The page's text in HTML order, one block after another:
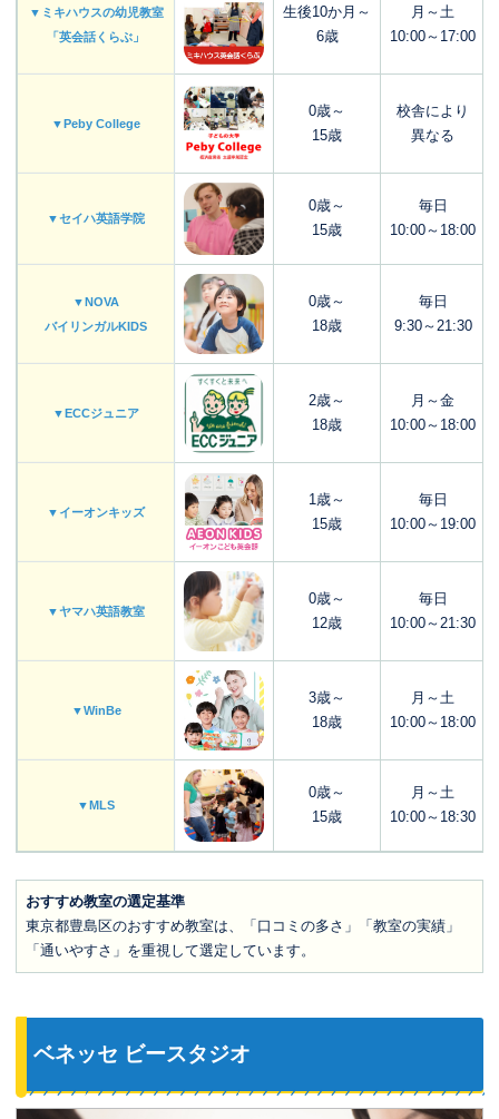
▼ミキハウスの幼児教室
「英会話くらぶ」
生後10か月～
6歳
月～土
10:00～17:00
▼Peby College
0歳～
15歳
校舎により
異なる
▼セイハ英語学院
0歳～
15歳
毎日
10:00～18:00
▼NOVA
バイリンガルKIDS
0歳～
18歳
毎日
9:30～21:30
▼ECCジュニア
2歳～
18歳
月～金
10:00～18:00
▼イーオンキッズ
1歳～
15歳
毎日
10:00～19:00
▼ヤマハ英語教室
0歳～
12歳
毎日
10:00～21:30
▼WinBe
3歳～
18歳
月～土
10:00～18:00
▼MLS
0歳～
15歳
月～土
10:00～18:30
おすすめ教室の選定基準
東京都豊島区のおすすめ教室は、「口コミの多さ」「教室の実績」
「通いやすさ」を重視して選定しています。
ベネッセ ビースタジオ